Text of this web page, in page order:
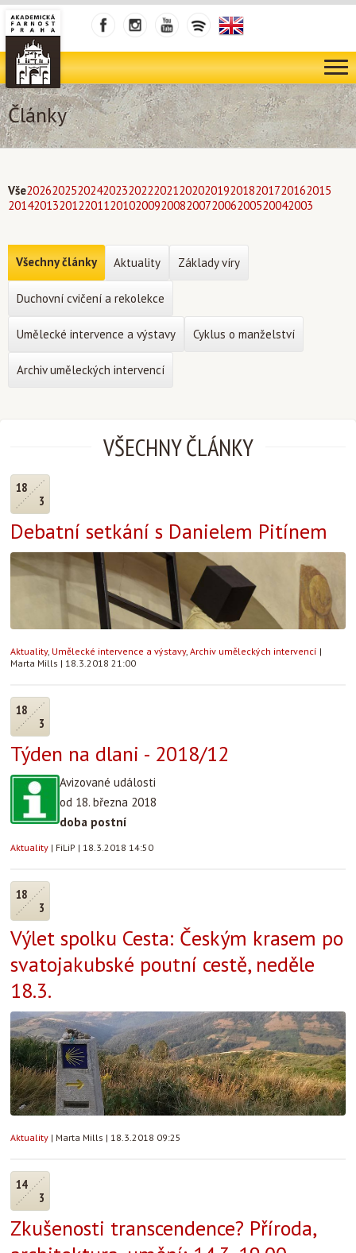
Články
Vše202620252024202320222021202020192018201720162015
201420132012201120102009200820072006200520042003
VŠECHNY ČLÁNKY
18
3
Debatní setkání s Danielem Pitínem
Aktuality, Umělecké intervence a výstavy, Archiv uměleckých intervencí |
Marta Mills | 18.3.2018 21:00
18
3
Týden na dlani - 2018/12
Avizované události
od 18. března 2018
doba postní
Aktuality | FiLiP | 18.3.2018 14:50
18
3
Výlet spolku Cesta: Českým krasem po
svatojakubské poutní cestě, neděle
18.3.
Aktuality | Marta Mills | 18.3.2018 09:25
14
3
Zkušenosti transcendence? Příroda,
Všechny články Aktuality Základy víry
Duchovní cvičení a rekolekce
Umělecké intervence a výstavy Cyklus o manželství
Archiv uměleckých intervencí